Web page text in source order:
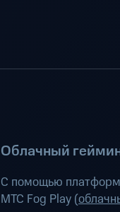
Облачный
С помощью
МТС Fog Play (